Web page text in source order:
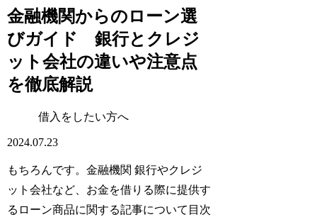
金融機関からのローン選
びガイド 銀行とクレジ
ット会社の違いや注意点
を徹底解説
借入をしたい方へ
2024.07.23
もちろんです。金融機関 銀行やクレジ
ット会社など、お金を借りる際に提供す
るローン商品に関する記事について目次